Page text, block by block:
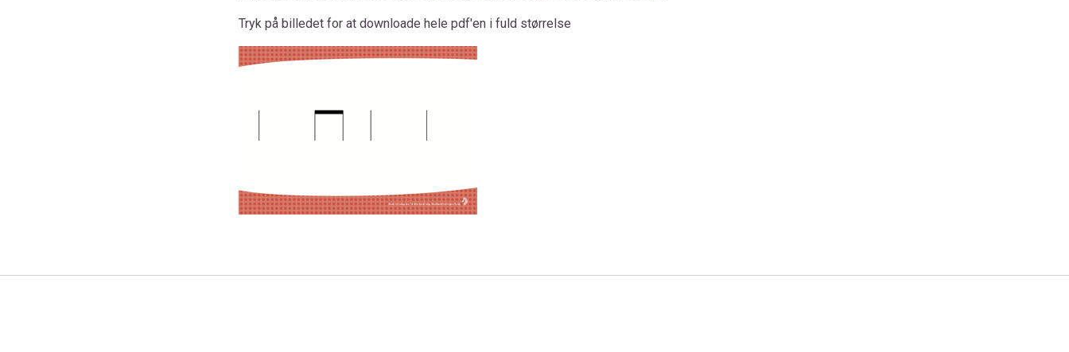
Tryk på billedet for at downloade hele pdf'en i fuld størrelse